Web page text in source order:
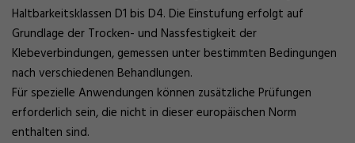
Haltbarkeitsklassen D1 bis D4. Die Einstufung erfolgt auf
Grundlage der Trocken- und Nassfestigkeit der
Klebeverbindungen, gemessen unter bestimmten Bedingungen
nach verschiedenen Behandlungen.
Für spezielle Anwendungen können zusätzliche Prüfungen
erforderlich sein, die nicht in dieser europäischen Norm
enthalten sind.